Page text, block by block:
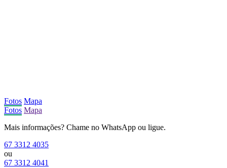
Fotos Mapa
Fotos Mapa
Mais informações? Chame no WhatsApp ou ligue.
67 3312 4035
ou
67 3312 4041